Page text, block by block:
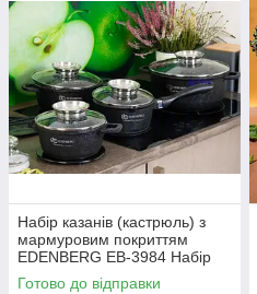
Набір казанів (кастрюль) з
мармуровим покриттям
EDENBERG EB-3984 Набір
кухонного посуду 8 предметів
Готово до відправки